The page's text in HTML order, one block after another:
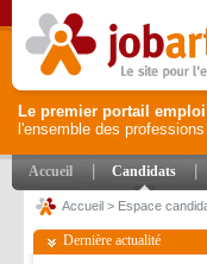
Le premier portail emploi
l'ensemble des
Accueil Candidats
Accueil > Espace
Dernière actualité